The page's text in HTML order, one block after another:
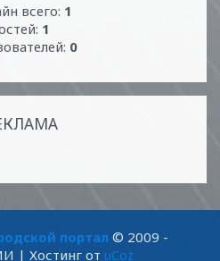
всего: 1
1
0
портал © 2009 -
| Хостинг от uCoz